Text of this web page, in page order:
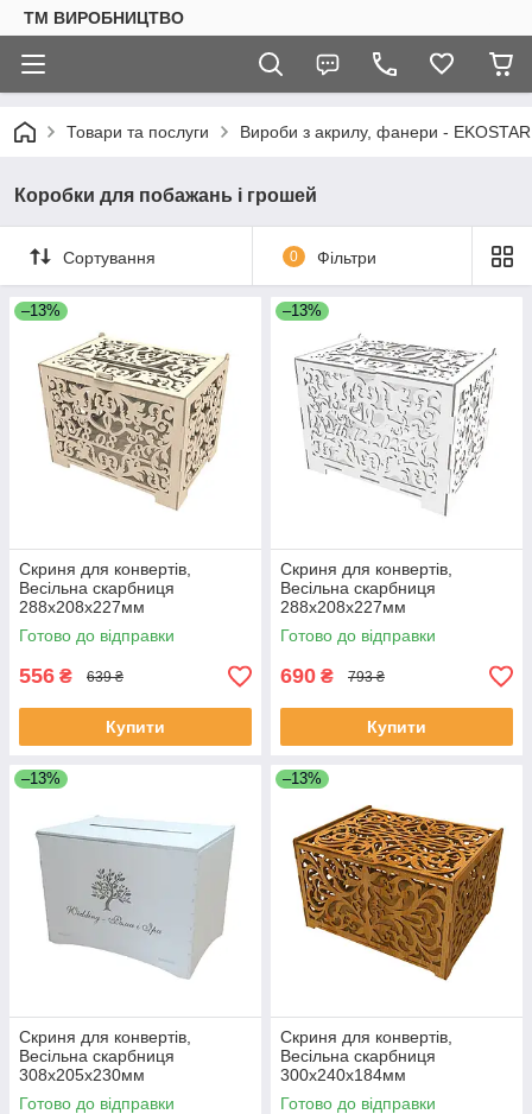
ТМ ВИРОБНИЦТВО
Товари та послуги Вироби з акрилу, фанери - EKOSTAR
Коробки для побажань і грошей
Сортування 0 Фільтри
–13%
Скриня для конвертів,
Весільна скарбниця
288х208х227мм
Готово до відправки
556 ₴ 639 ₴
Купити
–13%
Скриня для конвертів,
Весільна скарбниця
288х208х227мм
Готово до відправки
690 ₴ 793 ₴
Купити
–13%
Скриня для конвертів,
Весільна скарбниця
308х205х230мм
Готово до відправки
–13%
Скриня для конвертів,
Весільна скарбниця
300х240х184мм
Готово до відправки